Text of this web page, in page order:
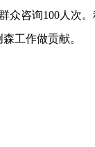
众咨询100人次
工作做贡献。